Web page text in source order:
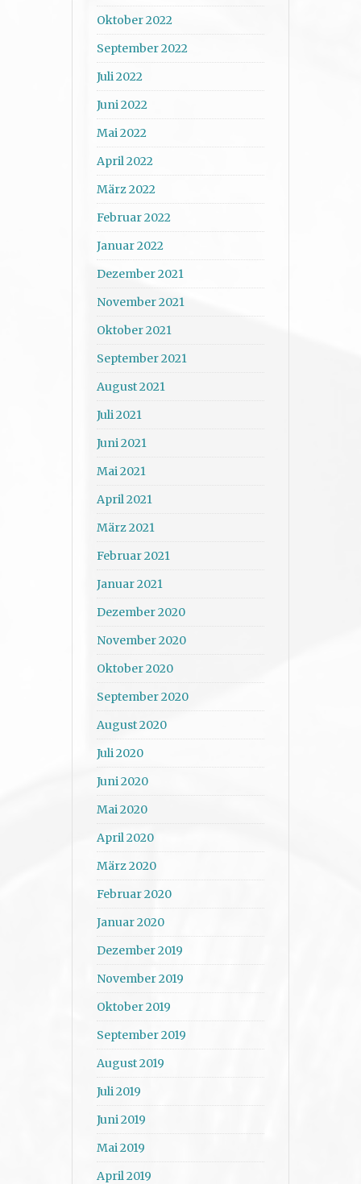
Oktober 2022
September 2022
Juli 2022
Juni 2022
Mai 2022
April 2022
März 2022
Februar 2022
Januar 2022
Dezember 2021
November 2021
Oktober 2021
September 2021
August 2021
Juli 2021
Juni 2021
Mai 2021
April 2021
März 2021
Februar 2021
Januar 2021
Dezember 2020
November 2020
Oktober 2020
September 2020
August 2020
Juli 2020
Juni 2020
Mai 2020
April 2020
März 2020
Februar 2020
Januar 2020
Dezember 2019
November 2019
Oktober 2019
September 2019
August 2019
Juli 2019
Juni 2019
Mai 2019
April 2019